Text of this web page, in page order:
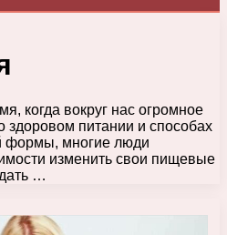
когда вокруг нас огромное
здоровом питании и способах
формы, многие люди
изменить свои пищевые
…